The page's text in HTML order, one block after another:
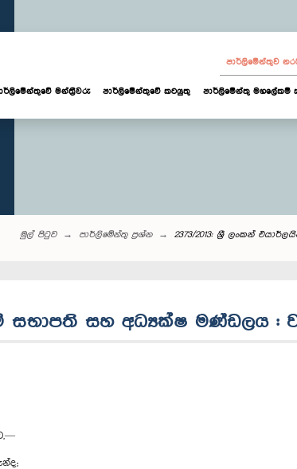
පාර්ලි‌මේන්තුව
මන්ත්‍රීවරු පාර්ලිමේන්තුවේ කටයුතු පාර්ලිමේන්තු මහලේකම්
මුල් පිටුව පාර්ලි‌මේන්තු‌ ප්‍රශ්න 2373/2013: ශ්‍රී ලංකන්
සභාපති සහ අධ්‍යක්ෂ මණ්ඩලය :